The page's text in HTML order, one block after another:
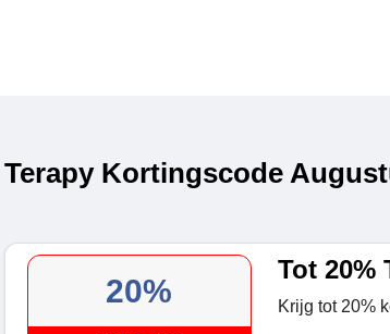
Terapy Kortingscode
20%
Tot 20%
Krijg tot 20%